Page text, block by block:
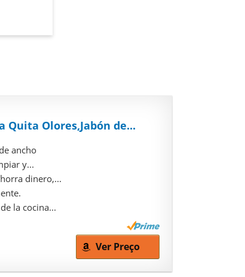
Olores,Jabón de...
ancho
y...
dinero,...
la cocina...
Ver Preço